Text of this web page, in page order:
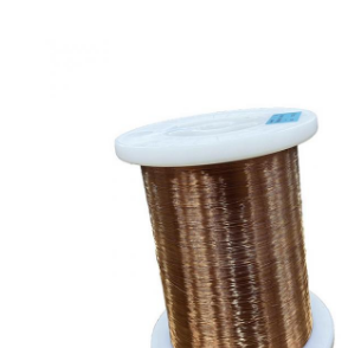
fils magnétiques émaillés
fils de cuivre plat émaillés
Fil recouvert de soie